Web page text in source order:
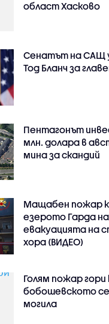
област Хасково
Сенатът на САЩ
Тод Бланч за
Пентагонът
млн. долара в
мина за скандий
Мащабен пожар
езерото Гарда
евакуацията на
хора (ВИДЕО)
Голям пожар гори
бобошевското
могила